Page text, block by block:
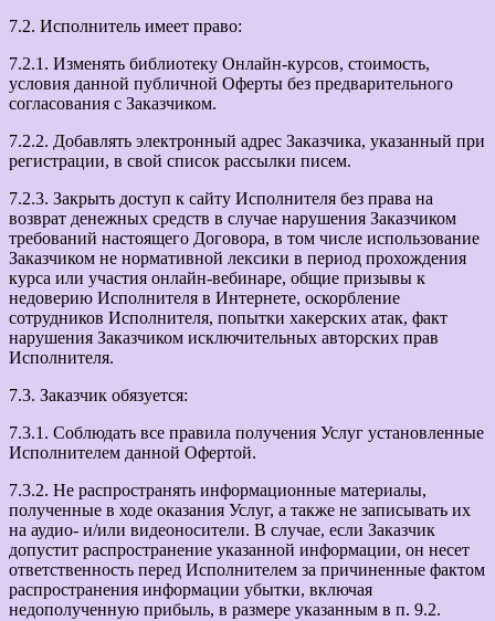
7.2. Исполнитель имеет право:
7.2.1. Изменять библиотеку Онлайн-курсов, стоимость,
условия данной публичной Оферты без предварительного
согласования с Заказчиком.
7.2.2. Добавлять электронный адрес Заказчика, указанный при
регистрации, в свой список рассылки писем.
7.2.3. Закрыть доступ к сайту Исполнителя без права на
возврат денежных средств в случае нарушения Заказчиком
требований настоящего Договора, в том числе использование
Заказчиком не нормативной лексики в период прохождения
курса или участия онлайн-вебинаре, общие призывы к
недоверию Исполнителя в Интернете, оскорбление
сотрудников Исполнителя, попытки хакерских атак, факт
нарушения Заказчиком исключительных авторских прав
Исполнителя.
7.3. Заказчик обязуется:
7.3.1. Соблюдать все правила получения Услуг установленные
Исполнителем данной Офертой.
7.3.2. Не распространять информационные материалы,
полученные в ходе оказания Услуг, а также не записывать их
на аудио- и/или видеоносители. В случае, если Заказчик
допустит распространение указанной информации, он несет
ответственность перед Исполнителем за причиненные фактом
распространения информации убытки, включая
недополученную прибыль, в размере указанным в п. 9.2.